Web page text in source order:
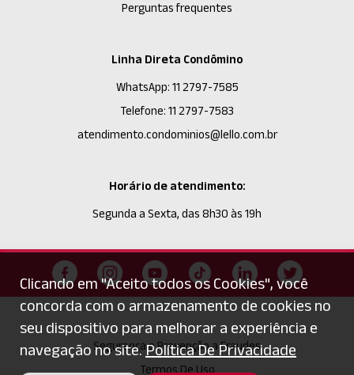
Perguntas frequentes
Linha Direta Condômino
WhatsApp: 11 2797-7585
Telefone: 11 2797-7583
atendimento.condominios@lello.com.br
Horário de atendimento:
Segunda a Sexta, das 8h30 às 19h
Segurança e Prevenção a Fraudes
Termos De Uso
Clicando em "Aceito todos os Cookies", você
concorda com o armazenamento de cookies no
seu dispositivo para melhorar a experiência e
navegação no site.Política De Privacidade